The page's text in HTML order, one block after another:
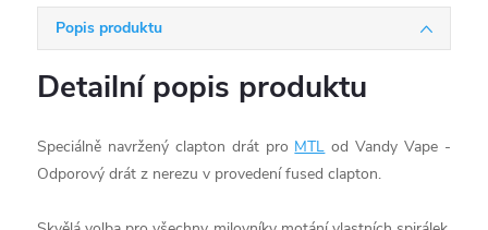
Popis produktu
Detailní popis produktu
Speciálně navržený clapton drát pro MTL od Vandy Vape -
Odporový drát z nerezu v provedení fused clapton.